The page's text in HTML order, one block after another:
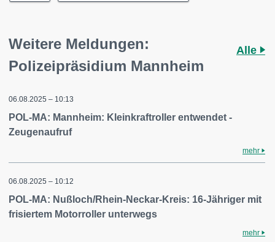
Weitere Meldungen:
Polizeipräsidium Mannheim
Alle
06.08.2025 – 10:13
POL-MA: Mannheim: Kleinkraftroller entwendet -
Zeugenaufruf
mehr
06.08.2025 – 10:12
POL-MA: Nußloch/Rhein-Neckar-Kreis: 16-Jähriger mit
frisiertem Motorroller unterwegs
mehr